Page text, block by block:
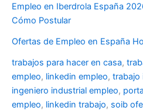
Empleo en Iberdrola España
Cómo Postular
Ofertas de Empleo en España
trabajos para hacer en casa,
empleo, linkedin empleo, trabajo
ingeniero industrial empleo,
empleo, linkedin trabajo, soib